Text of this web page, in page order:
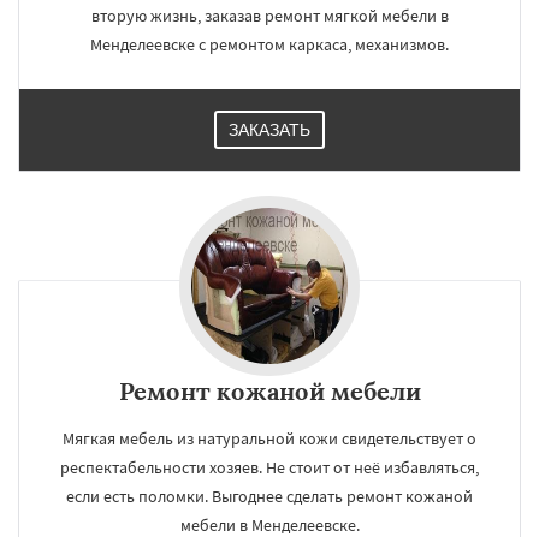
вторую жизнь, заказав ремонт мягкой мебели в
Менделеевске с ремонтом каркаса, механизмов.
ЗАКАЗАТЬ
Ремонт кожаной мебели
Мягкая мебель из натуральной кожи свидетельствует о
респектабельности хозяев. Не стоит от неё избавляться,
если есть поломки. Выгоднее сделать ремонт кожаной
мебели в Менделеевске.